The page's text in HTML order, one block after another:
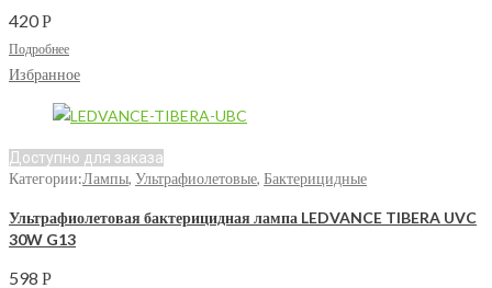
420Р
Подробнее
Избранное
Доступно для заказа
Категории:Лампы, Ультрафиолетовые, Бактерицидные
Ультрафиолетовая бактерицидная лампа LEDVANCE TIBERA UVC
30W G13
598 Р